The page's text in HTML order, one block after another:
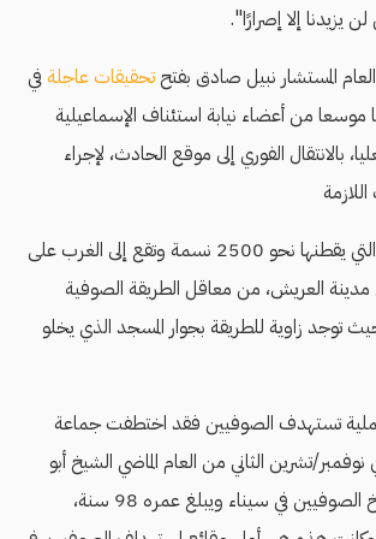
يزيدنا إلا إصرارًا".
المستشار نبيل صادق بفتحتحقيقات عاجلة في
موسعا من أعضاء نيابة استئناف الإسماعيلية
بالانتقال الفوري إلى موقع الحادث، لإجراء
وتعتبر قرية الروضة التي يقطنها نحو 2500 نسمة وتقع إلى الغرب على
من مدينة العريش، من معاقل الطريقة الصوفية
توجد زاوية للطريقة بجوار المسجد الذي يخلو
تستهدف الصوفيين فقد اختطفت جماعة
تشرين الثاني من العام الماضي الشيخ أبو
في سيناء ويبلغ عمره 98 سنة،